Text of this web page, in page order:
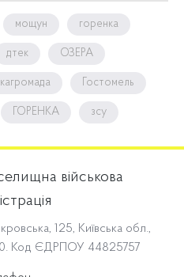
мощун горенка
дтек ОЗЕРА
Гостомель
ГОРЕНКА зсу
військова
125, Київська обл.,
Код ЄДРПОУ 44825757